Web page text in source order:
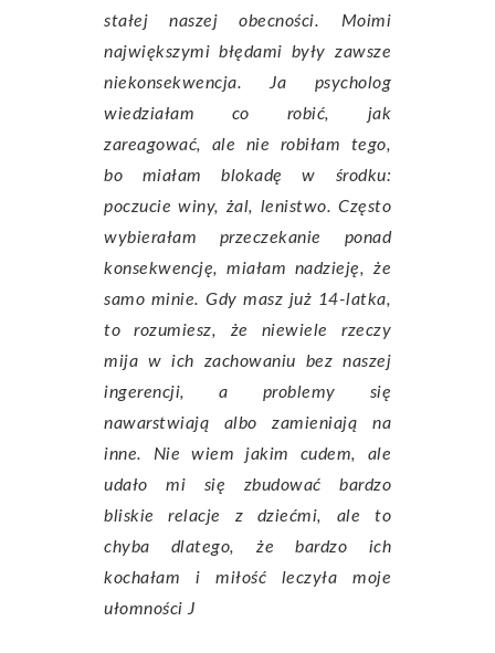
stałej naszej obecności. Moimi
największymi błędami były zawsze
niekonsekwencja. Ja psycholog
wiedziałam co robić, jak
zareagować, ale nie robiłam tego,
bo miałam blokadę w środku:
poczucie winy, żal, lenistwo. Często
wybierałam przeczekanie ponad
konsekwencję, miałam nadzieję, że
samo minie. Gdy masz już 14-latka,
to rozumiesz, że niewiele rzeczy
mija w ich zachowaniu bez naszej
ingerencji, a problemy się
nawarstwiają albo zamieniają na
inne. Nie wiem jakim cudem, ale
udało mi się zbudować bardzo
bliskie relacje z dziećmi, ale to
chyba dlatego, że bardzo ich
kochałam i miłość leczyła moje
ułomności J